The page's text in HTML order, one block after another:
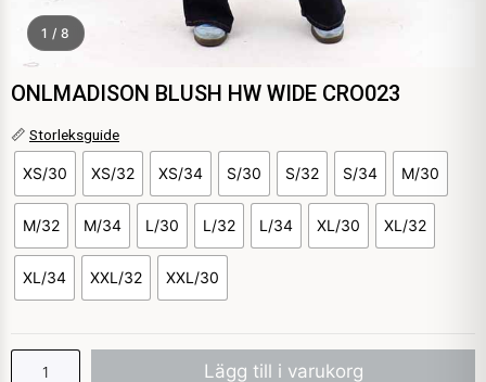
1 / 8
ONLMADISON BLUSH HW WIDE CRO023
📏 Storleksguide
XS/30 XS/32 XS/34 S/30 S/32 S/34 M/30
M/32 M/34 L/30 L/32 L/34 XL/30 XL/32
XL/34 XXL/32 XXL/30
ONLMADISON
BLUSH
HW
WIDE
CRO023
mängd
Lägg till i varukorg